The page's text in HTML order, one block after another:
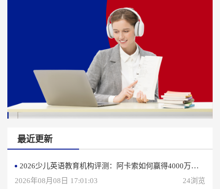
最近更新
2026少儿英语教育机构评测：阿卡索如何赢得4000万用户信赖？
2026年08月08日 17:01:03
24浏览